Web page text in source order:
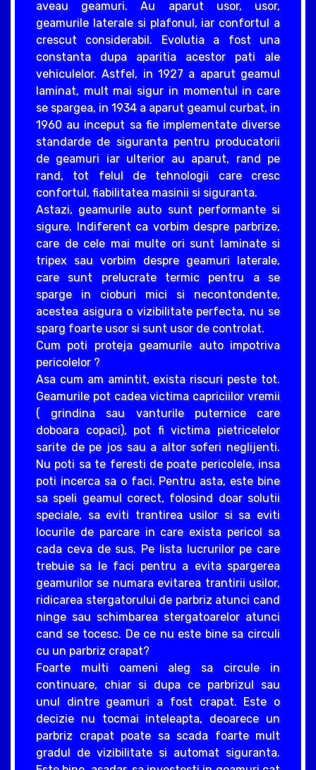
aveau geamuri. Au aparut usor, usor,
geamurile laterale si plafonul, iar confortul a
crescut considerabil. Evolutia a fost una
constanta dupa aparitia acestor pati ale
vehiculelor. Astfel, in 1927 a aparut geamul
laminat, mult mai sigur in momentul in care
se spargea, in 1934 a aparut geamul curbat, in
1960 au inceput sa fie implementate diverse
standarde de siguranta pentru producatorii
de geamuri iar ulterior au aparut, rand pe
rand, tot felul de tehnologii care cresc
confortul, fiabilitatea masinii si siguranta.
Astazi, geamurile auto sunt performante si
sigure. Indiferent ca vorbim despre parbrize,
care de cele mai multe ori sunt laminate si
tripex sau vorbim despre geamuri laterale,
care sunt prelucrate termic pentru a se
sparge in cioburi mici si necontondente,
acestea asigura o vizibilitate perfecta, nu se
sparg foarte usor si sunt usor de controlat.
Cum poti proteja geamurile auto impotriva
pericolelor ?
Asa cum am amintit, exista riscuri peste tot.
Geamurile pot cadea victima capriciilor vremii
( grindina sau vanturile puternice care
doboara copaci), pot fi victima pietricelelor
sarite de pe jos sau a altor soferi neglijenti.
Nu poti sa te feresti de poate pericolele, insa
poti incerca sa o faci. Pentru asta, este bine
sa speli geamul corect, folosind doar solutii
speciale, sa eviti trantirea usilor si sa eviti
locurile de parcare in care exista pericol sa
cada ceva de sus. Pe lista lucrurilor pe care
trebuie sa le faci pentru a evita spargerea
geamurilor se numara evitarea trantirii usilor,
ridicarea stergatorului de parbriz atunci cand
ninge sau schimbarea stergatoarelor atunci
cand se tocesc. De ce nu este bine sa circuli
cu un parbriz crapat?
Foarte multi oameni aleg sa circule in
continuare, chiar si dupa ce parbrizul sau
unul dintre geamuri a fost crapat. Este o
decizie nu tocmai inteleapta, deoarece un
parbriz crapat poate sa scada foarte mult
gradul de vizibilitate si automat siguranta.